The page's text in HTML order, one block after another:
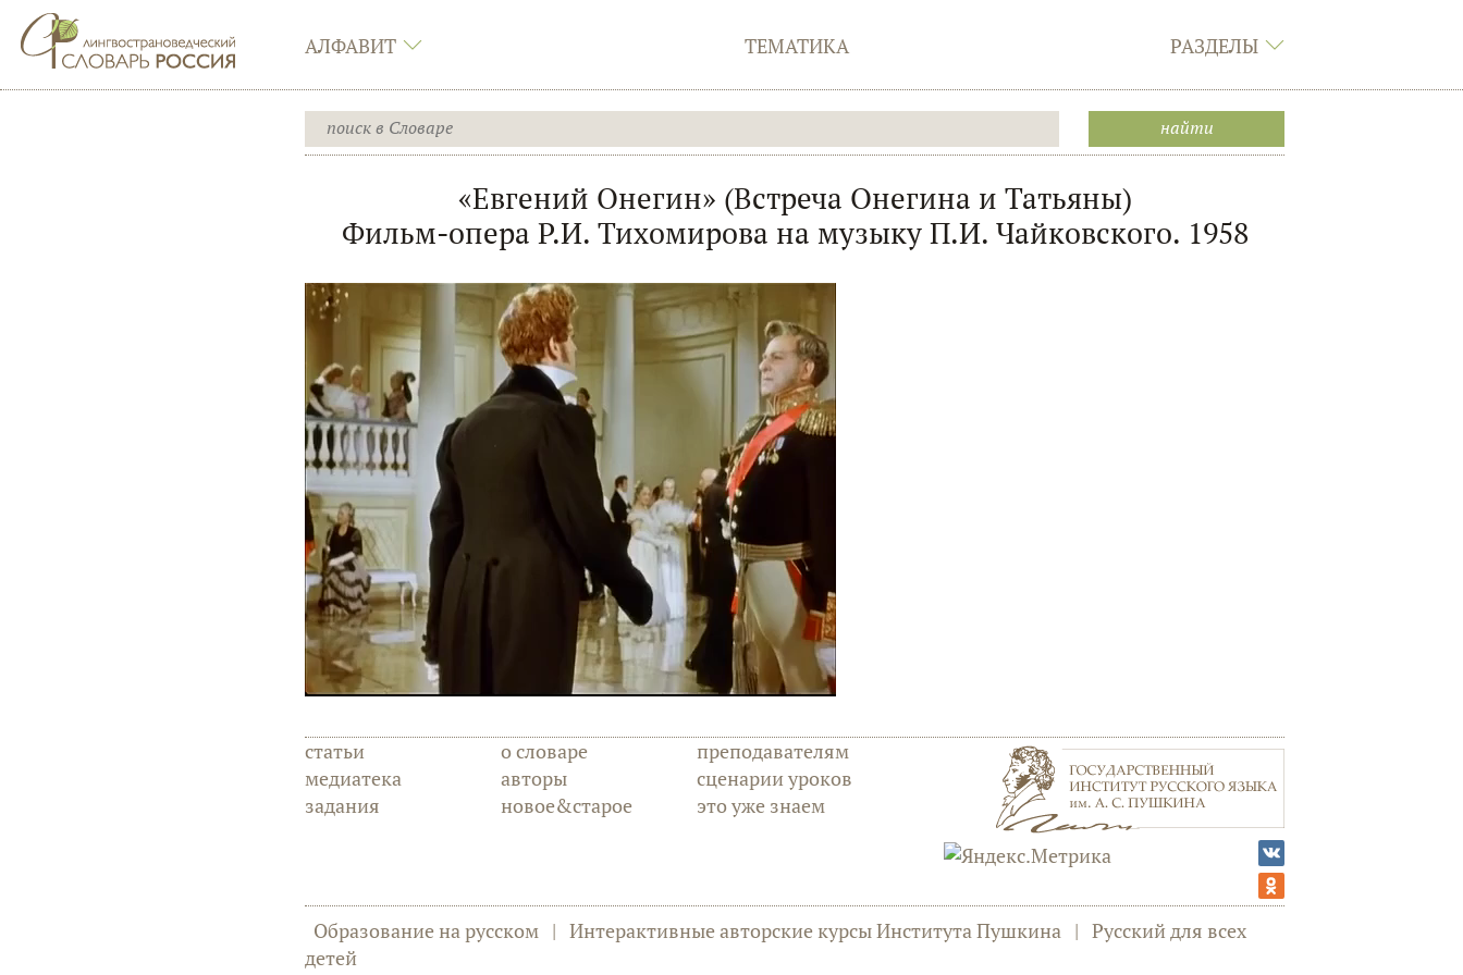
АЛФАВИТ ТЕМАТИКА РАЗДЕЛЫ
«Евгений Онегин» (Встреча Онегина и Татьяны)
Фильм-опера Р.И. Тихомирова на музыку П.И. Чайковского. 1958
статьи
медиатека
задания
о словаре
авторы
новое&старое
преподавателям
сценарии уроков
это уже знаем
Образование на русском | Интерактивные авторские курсы Института Пушкина | Русский для всех
детей